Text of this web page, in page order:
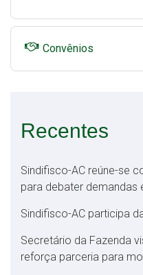
Convênios
Recentes
Sindifisco-AC reúne-se
para debater
Sindifisco-AC participa
Secretário da Fazenda
reforça parceria para